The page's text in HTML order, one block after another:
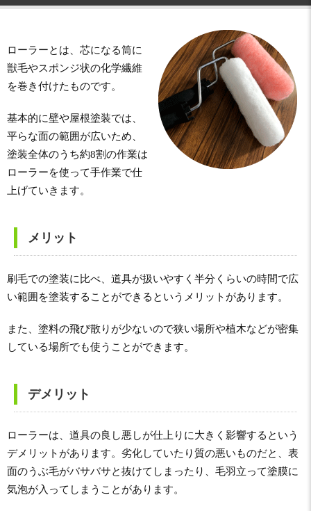
ローラーとは、芯になる筒に
獣毛やスポンジ状の化学繊維
を巻き付けたものです。
基本的に壁や屋根塗装では、
平らな面の範囲が広いため、
塗装全体のうち約8割の作業は
ローラーを使って手作業で仕
上げていきます。
メリット
刷毛での塗装に比べ、道具が扱いやすく半分くらいの時間で広
い範囲を塗装することができるというメリットがあります。
また、塗料の飛び散りが少ないので狭い場所や植木などが密集
している場所でも使うことができます。
デメリット
ローラーは、道具の良し悪しが仕上りに大きく影響するという
デメリットがあります。劣化していたり質の悪いものだと、表
面のうぶ毛がバサバサと抜けてしまったり、毛羽立って塗膜に
気泡が入ってしまうことがあります。